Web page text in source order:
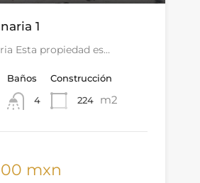
1
Esta propiedad es…
Baños
4
Construcción
224
m2
mxn